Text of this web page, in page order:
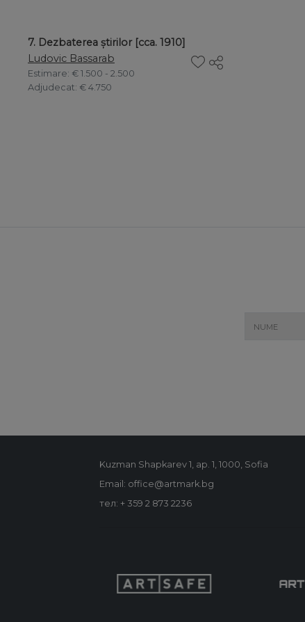
7. Dezbaterea știrilor [cca. 1910]
Ludovic Bassarab
Estimare: € 1.500 - 2.500
Adjudecat: € 4.750
Kuzman Shapkarev 1, ap. 1, 1000, Sofia
Email: office@artmark.bg
тел: + 359 2 873 2236